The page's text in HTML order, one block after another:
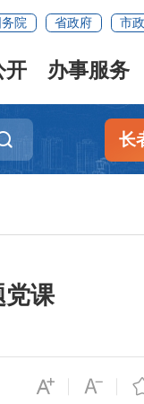
务院 省政府 市
开 办事服务
长
党课